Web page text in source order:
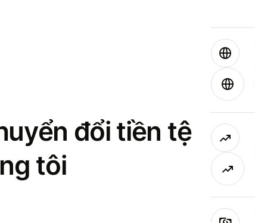
đổi tiền tệ
tôi